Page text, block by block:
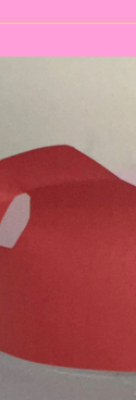
Goro
Sobre
Folclore
2024